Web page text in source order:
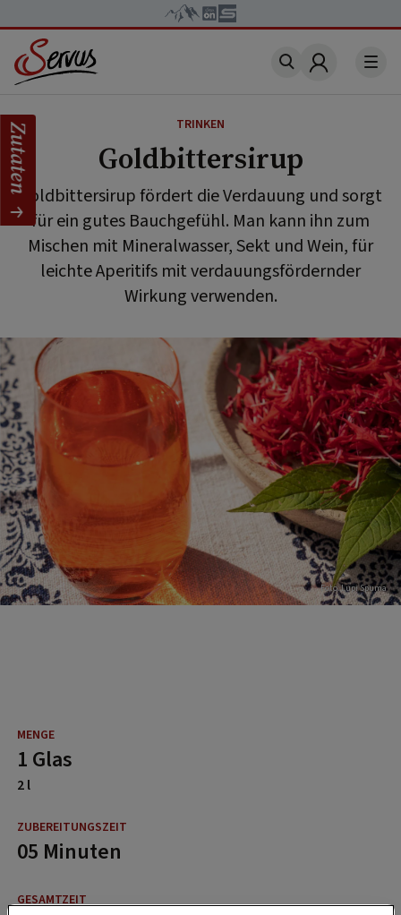
Account
TRINKEN
Goldbittersirup
Goldbittersirup fördert die Verdauung und sorgt
für ein gutes Bauchgefühl. Man kann ihn zum
Mischen mit Mineralwasser, Sekt und Wein, für
leichte Aperitifs mit verdauungsfördernder
Wirkung verwenden.
Foto: Lupi Spuma
1 Glas
2 l
05 Minuten
Zutaten